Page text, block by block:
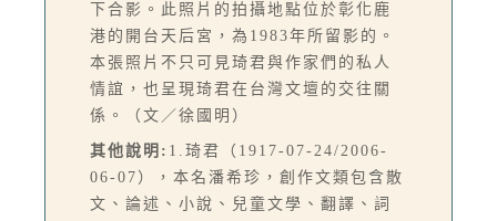
下合影。此照片的拍攝地點位於彰化鹿
港的開台天后宮，為1983年所留影的。
本張照片不只可見琦君與作家們的私人
情誼，也呈現琦君在台灣文壇的交往關
係。（文／徐國明）
其他說明: 1.琦君（1917-07-24/2006-
06-07），本名潘希珍，創作文類包含散
文、論述、小說、兒童文學、翻譯、詞